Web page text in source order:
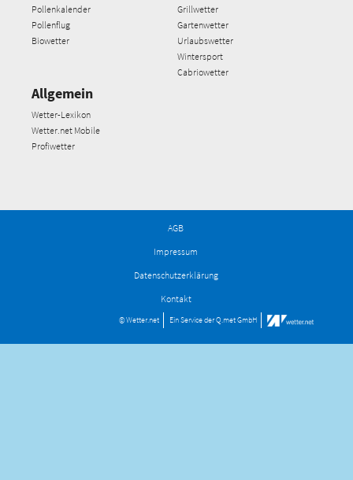
Pollenkalender
Pollenflug
Biowetter
Grillwetter
Gartenwetter
Urlaubswetter
Wintersport
Cabriowetter
Allgemein
Wetter-Lexikon
Wetter.net Mobile
Profiwetter
AGB
Impressum
Datenschutzerklärung
Kontakt
© Wetter.net Ein Service derQ.met GmbH